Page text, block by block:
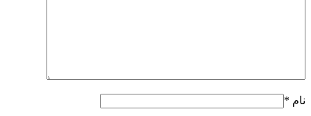
نام *